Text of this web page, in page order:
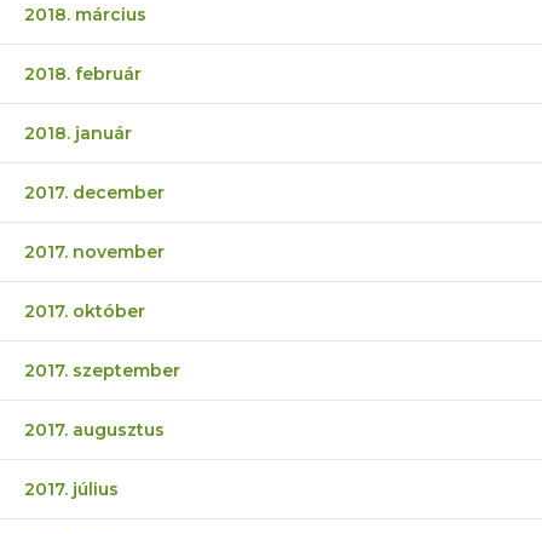
2018. március
2018. február
2018. január
2017. december
2017. november
2017. október
2017. szeptember
2017. augusztus
2017. július